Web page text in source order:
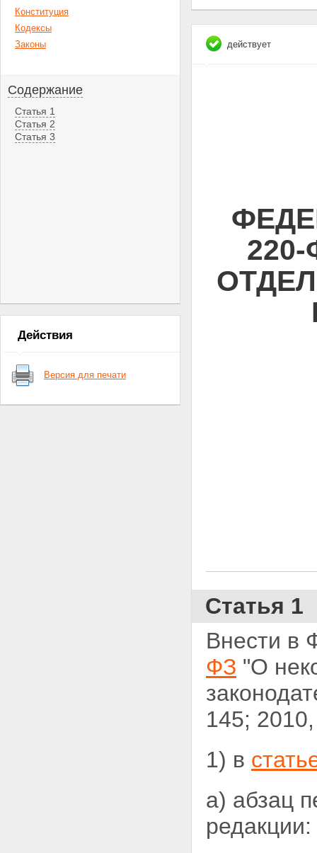
Конституция
Кодексы
Законы
Содержание
Статья 1
Статья 2
Статья 3
Действия
Версия для печати
действует
Статья 1
Внести в
ФЗ "О
145;
1) в
а) абзац
редакции: